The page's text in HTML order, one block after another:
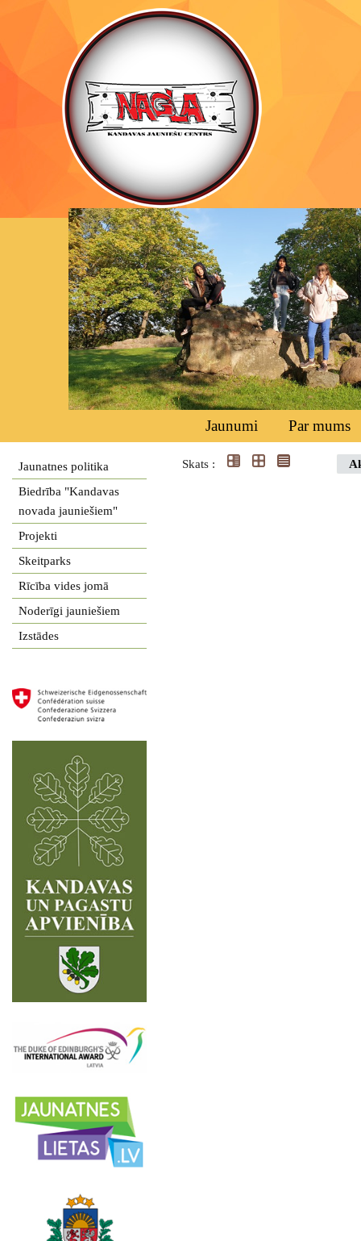
Jaunumi Par mums
Jaunatnes politika
Biedrība "Kandavas
novada jauniešiem"
Projekti
Skeitparks
Rīcība vides jomā
Noderīgi jauniešiem
Izstādes
Skats :